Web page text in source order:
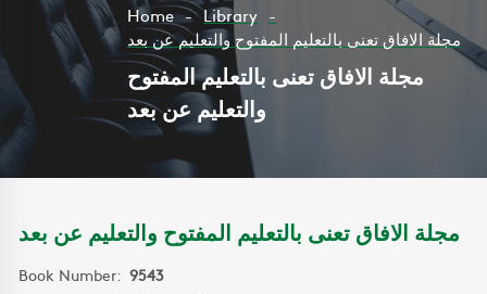
Home
Library
مجلة الافاق تعنى بالتعليم المفتوح والتعليم عن بعد
مجلة الافاق تعنى بالتعليم المفتوح
والتعليم عن بعد
مجلة الافاق تعنى بالتعليم المفتوح والتعليم عن بعد
Book Number: 9543